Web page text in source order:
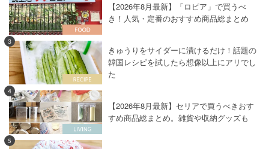
【2026年8月最新】「ロピア」で買うべ
き！人気・定番のおすすめ商品総まとめ
3
きゅうりをサイダーに漬けるだけ！話題の
韓国レシピを試したら想像以上にアリでし
た
4
【2026年8月最新】セリアで買うべきおす
すめ商品総まとめ。雑貨や収納グッズも
5